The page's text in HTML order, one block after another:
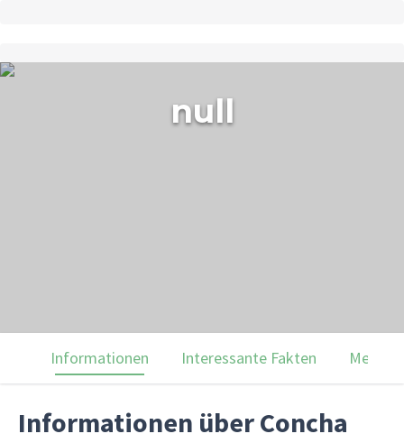
null
Informationen Interessante Fakten
Informationen über Concha